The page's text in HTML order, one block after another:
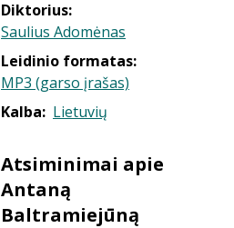
Diktorius:
Saulius Adomėnas
Leidinio formatas:
MP3 (garso įrašas)
Kalba: Lietuvių
Atsiminimai apie
Antaną
Baltramiejūną